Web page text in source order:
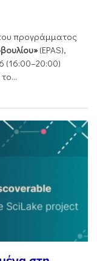
προγράμματος
(EPAS),
(16:00–20:00)